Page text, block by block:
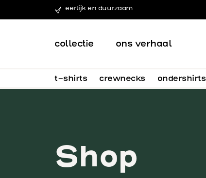
eerlijk en duurzaam
collectie ons verhaal
t-shirts crewnecks ondershirts
Shop